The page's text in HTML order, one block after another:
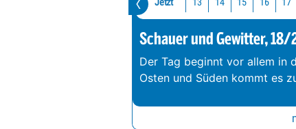
Jetzt 13 14 15 16 17
Schauer und Gewitter, 18/
Der Tag beginnt vor allem in
Osten und Süden kommt es